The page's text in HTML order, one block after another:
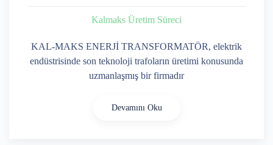
Kalmaks Üretim Süreci
KAL-MAKS ENERJİ TRANSFORMATÖR, elektrik
endüstrisinde son teknoloji trafoların üretimi konusunda
uzmanlaşmış bir firmadır
Devamını Oku